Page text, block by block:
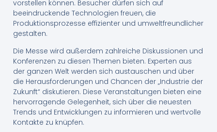
vorstellen können. Besucher dürfen sich auf
beeindruckende Technologien freuen, die
Produktionsprozesse effizienter und umweltfreundlicher
gestalten.
Die Messe wird außerdem zahlreiche Diskussionen und
Konferenzen zu diesen Themen bieten. Experten aus
der ganzen Welt werden sich austauschen und über
die Herausforderungen und Chancen der „Industrie der
Zukunft“ diskutieren. Diese Veranstaltungen bieten eine
hervorragende Gelegenheit, sich über die neuesten
Trends und Entwicklungen zu informieren und wertvolle
Kontakte zu knüpfen.